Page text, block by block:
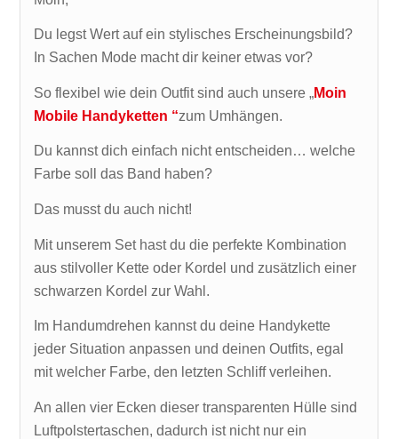
Du legst Wert auf ein stylisches Erscheinungsbild?
In Sachen Mode macht dir keiner etwas vor?
So flexibel wie dein Outfit sind auch unsere „Moin
Mobile Handyketten “zum Umhängen.
Du kannst dich einfach nicht entscheiden… welche
Farbe soll das Band haben?
Das musst du auch nicht!
Mit unserem Set hast du die perfekte Kombination
aus stilvoller Kette oder Kordel und zusätzlich einer
schwarzen Kordel zur Wahl.
Im Handumdrehen kannst du deine Handykette
jeder Situation anpassen und deinen Outfits, egal
mit welcher Farbe, den letzten Schliff verleihen.
An allen vier Ecken dieser transparenten Hülle sind
Luftpolstertaschen, dadurch ist nicht nur ein